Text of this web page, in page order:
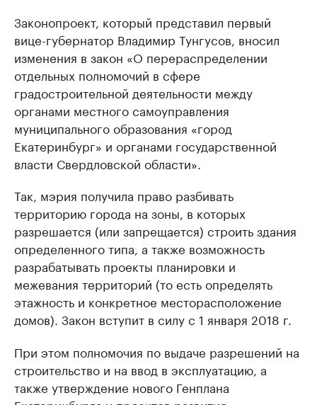
Законопроект, который представил первый
вице-губернатор Владимир Тунгусов, вносил
изменения в закон «О перераспределении
отдельных полномочий в сфере
градостроительной деятельности между
органами местного самоуправления
муниципального образования «город
Екатеринбург» и органами государственной
власти Свердловской области».
Так, мэрия получила право разбивать
территорию города на зоны, в которых
разрешается (или запрещается) строить здания
определенного типа, а также возможность
разрабатывать проекты планировки и
межевания территорий (то есть определять
этажность и конкретное месторасположение
домов). Закон вступит в силу с 1 января 2018 г.
При этом полномочия по выдаче разрешений на
строительство и на ввод в эксплуатацию, а
также утверждение нового Генплана